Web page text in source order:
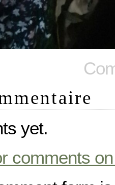
yet.
comments